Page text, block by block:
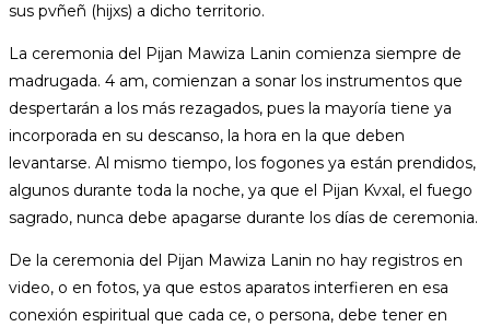
sus pvñeñ (hijxs) a dicho territorio.
La ceremonia del Pijan Mawiza Lanin comienza siempre de
madrugada. 4 am, comienzan a sonar los instrumentos que
despertarán a los más rezagados, pues la mayoría tiene ya
incorporada en su descanso, la hora en la que deben
levantarse. Al mismo tiempo, los fogones ya están prendidos,
algunos durante toda la noche, ya que el Pijan Kvxal, el fuego
sagrado, nunca debe apagarse durante los días de ceremonia.
De la ceremonia del Pijan Mawiza Lanin no hay registros en
video, o en fotos, ya que estos aparatos interfieren en esa
conexión espiritual que cada ce, o persona, debe tener en